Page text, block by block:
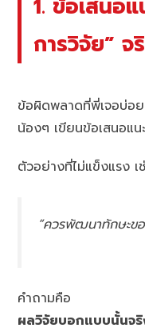
การวิจัย” จ
ข้อผิดพลาดที่พี่เจอบ่อ
น้องๆ เขียนข้อเสนอแนะ
ตัวอย่างที่ไม่แข็งแรง เ
“ควรพัฒนาทักษะข
คำถามคือ
ผลวิจัยบอกแบบนั้นจริ